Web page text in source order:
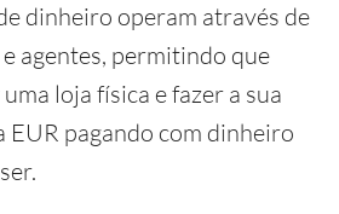
dinheiro operam através de
agentes, permitindo que
loja física e fazer a sua
pagando com dinheiro